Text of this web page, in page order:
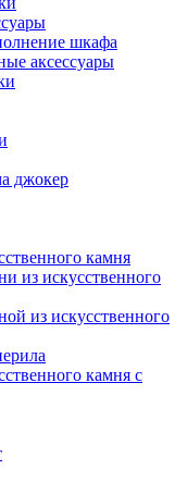
шкафа
аксессуары
джокер
камня
из искусственного
из искусственного
камня с